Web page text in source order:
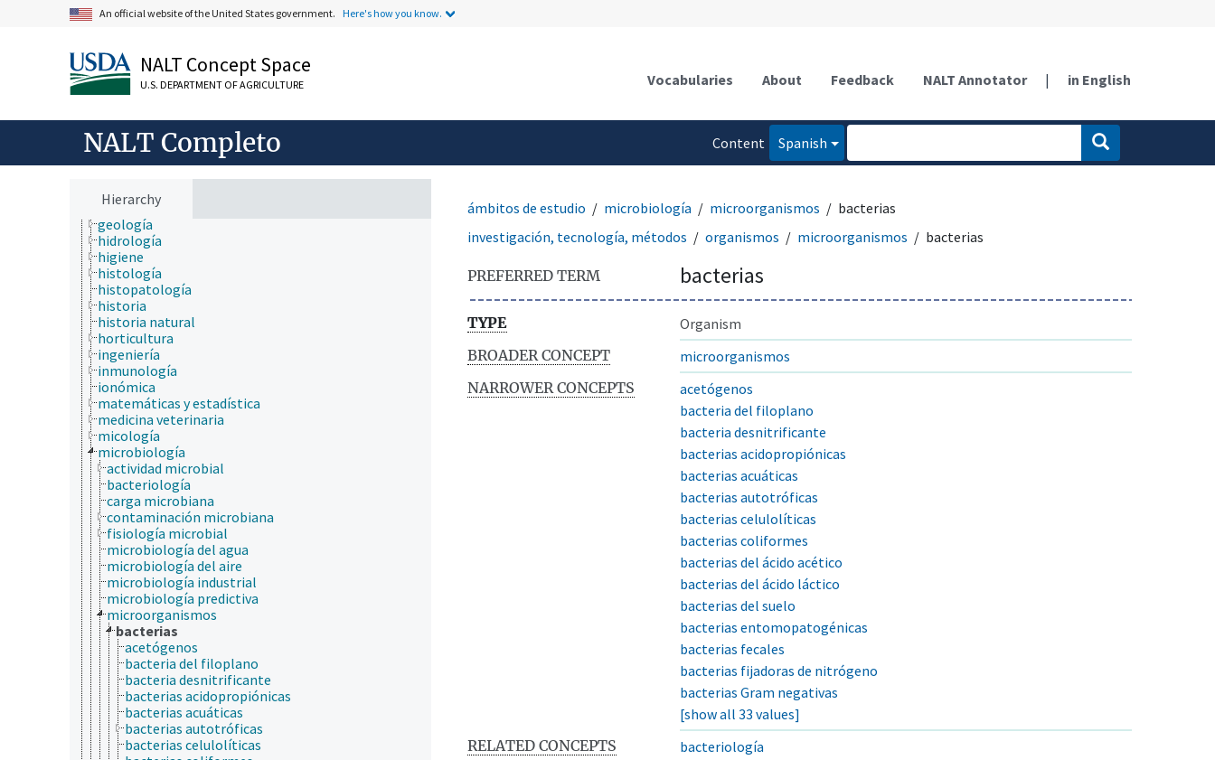
An official website of the United States government. Here's how you know.
NALT Concept Space
U.S. DEPARTMENT OF AGRICULTURE Vocabularies About Feedback NALT Annotator | in English
NALT Completo
Content
Spanish
Hierarchy
economía
endocrinología
epidemiología
especies químicas
física
fisiología
genética
geografía
geología
hidrología
higiene
histología
histopatología
historia
historia natural
horticultura
ingeniería
inmunología
ionómica
matemáticas y estadística
medicina veterinaria
micología
microbiología
actividad microbial
bacteriología
carga microbiana
contaminación microbiana
fisiología microbial
microbiología del agua
microbiología del aire
microbiología industrial
microbiología predictiva
microorganismos
bacterias
acetógenos
bacteria del filoplano
bacteria desnitrificante
bacterias acidopropiónicas
bacterias acuáticas
bacterias autotróficas
bacterias celulolíticas
ámbitos de estudio microbiología microorganismos
bacterias
investigación, tecnología, métodos
organismos microorganismos bacterias
PREFERRED TERM bacterias
TYPE
Organism
BROADER CONCEPT
microorganismos
NARROWER CONCEPTS
acetógenos
bacteria del filoplano
bacteria desnitrificante
bacterias acidopropiónicas
bacterias acuáticas
bacterias autotróficas
bacterias celulolíticas
bacterias coliformes
bacterias del ácido acético
bacterias del ácido láctico
bacterias del suelo
bacterias entomopatogénicas
bacterias fecales
bacterias fijadoras de nitrógeno
bacterias Gram negativas
[show all 33 values]
RELATED CONCEPTS
bacteriología